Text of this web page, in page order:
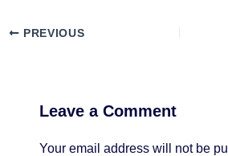
PREVIOUS
Leave a Comment
Your email address will not be